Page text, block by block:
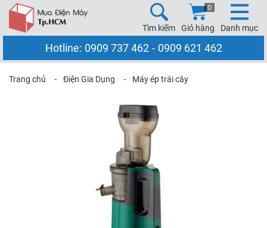
Tìm kiếm Giỏ hàng
0
Danh mục
Hotline: 0909 737 462 - 0909 621 462
Trang chủ ⁃ Điện Gia Dụng ⁃ Máy ép trái cây